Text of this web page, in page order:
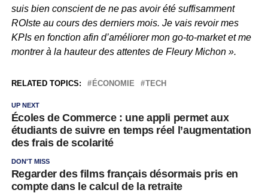
suis bien conscient de ne pas avoir été suffisamment
ROIste au cours des derniers mois. Je vais revoir mes
KPIs en fonction afin d’améliorer mon go-to-market et me
montrer à la hauteur des attentes de Fleury Michon ».
RELATED TOPICS: ÉCONOMIE TECH
UP NEXT
Écoles de Commerce : une appli permet aux
étudiants de suivre en temps réel l’augmentation
des frais de scolarité
DON'T MISS
Regarder des films français désormais pris en
compte dans le calcul de la retraite